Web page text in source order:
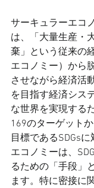
サーキュラーエコ
は、「大量生産・
棄」という従来の
エコノミー）から
させながら経済活
を目指す経済シス
な世界を実現する
169のターゲット
目標であるSDGs
エコノミーは、
るための「手段」
ます。特に密接に